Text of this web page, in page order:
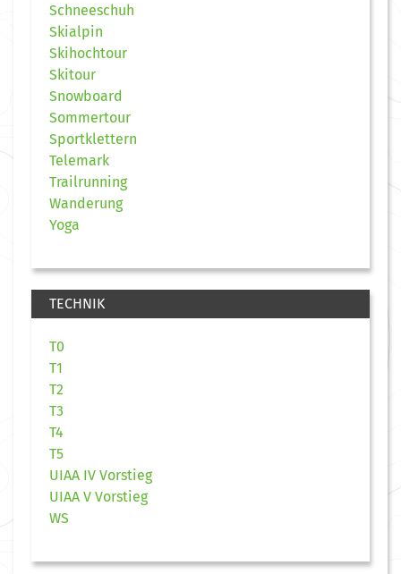
Schneeschuh
Skialpin
Skihochtour
Skitour
Snowboard
Sommertour
Sportklettern
Telemark
Trailrunning
Wanderung
Yoga
TECHNIK
T0
T1
T2
T3
T4
T5
UIAA IV Vorstieg
UIAA V Vorstieg
WS